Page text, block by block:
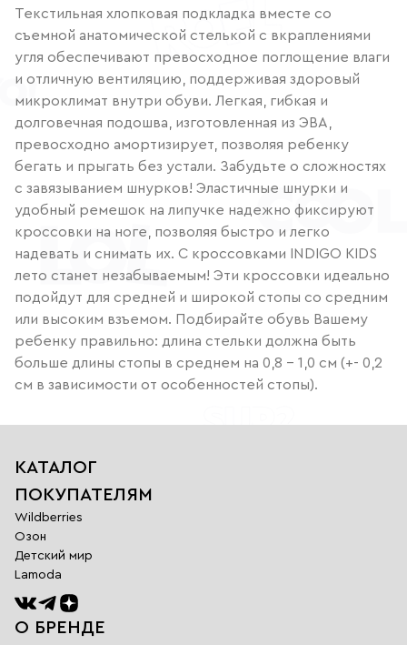
Текстильная хлопковая подкладка вместе со
съемной анатомической стелькой с вкраплениями
угля обеспечивают превосходное поглощение влаги
и отличную вентиляцию, поддерживая здоровый
микроклимат внутри обуви. Легкая, гибкая и
долговечная подошва, изготовленная из ЭВА,
превосходно амортизирует, позволяя ребенку
бегать и прыгать без устали. Забудьте о сложностях
с завязыванием шнурков! Эластичные шнурки и
удобный ремешок на липучке надежно фиксируют
кроссовки на ноге, позволяя быстро и легко
надевать и снимать их. С кроссовками INDIGO KIDS
лето станет незабываемым! Эти кроссовки идеально
подойдут для средней и широкой стопы со средним
или высоким взъемом. Подбирайте обувь Вашему
ребенку правильно: длина стельки должна быть
больше длины стопы в среднем на 0,8 – 1,0 см (+- 0,2
см в зависимости от особенностей стопы).
КАТАЛОГ
ПОКУПАТЕЛЯМ
Wildberries
Озон
Детский мир
Lamoda
О БРЕНДЕ